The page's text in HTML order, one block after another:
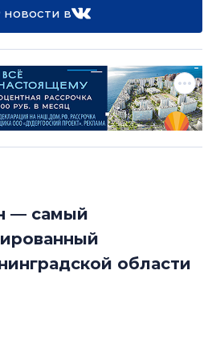
новости в
— самый
области